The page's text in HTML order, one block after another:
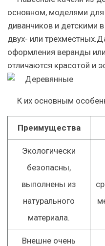
основном, моделями
диванчиков и детскими
двух- или
оформления веранды
отличаются красотой и
К их основным
Преимущества
Экологически
безопасны,
выполнены из
натурального
материала.
Внешне очень